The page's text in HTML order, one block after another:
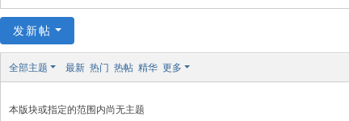
哥
奇
发新帖
全部主题 最新 热门 热帖 精华 更多
本版块或指定的范围内尚无主题